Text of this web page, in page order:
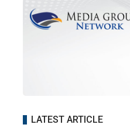
LATEST ARTICLE